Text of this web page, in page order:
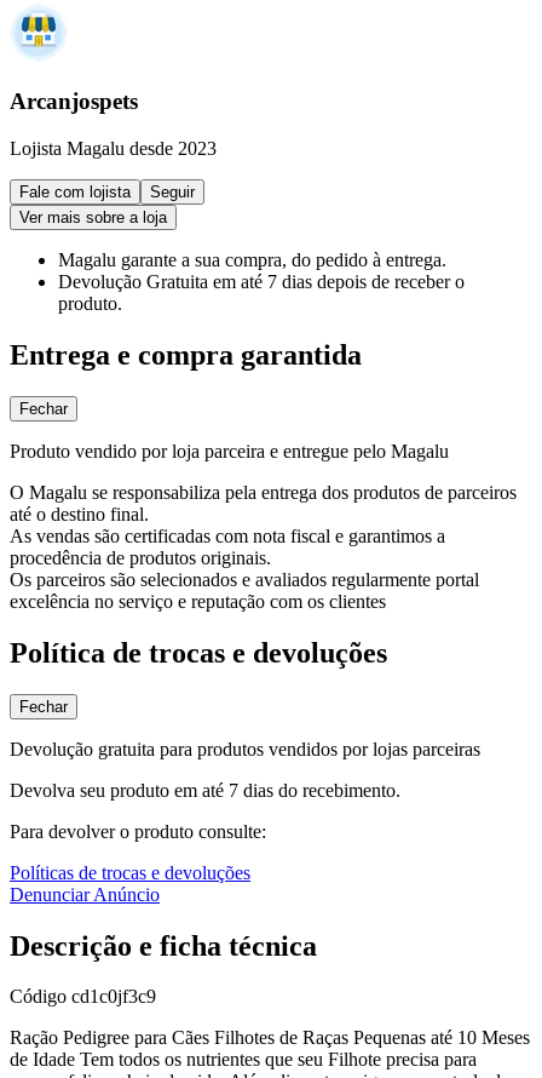
Arcanjospets
Lojista Magalu desde 2023
Fale com lojista
Seguir
Ver mais sobre a loja
Magalu garante a sua compra, do pedido à entrega.
Devolução Gratuita em até 7 dias depois de receber o
produto.
Entrega e compra garantida
Fechar
Produto vendido por loja parceira e entregue pelo Magalu
O Magalu se responsabiliza pela entrega dos produtos de parceiros
até o destino final.
As vendas são certificadas com nota fiscal e garantimos a
procedência de produtos originais.
Os parceiros são selecionados e avaliados regularmente portal
excelência no serviço e reputação com os clientes
Política de trocas e devoluções
Fechar
Devolução gratuita para produtos vendidos por lojas parceiras
Devolva seu produto em até 7 dias do recebimento.
Para devolver o produto consulte:
Políticas de trocas e devoluções
Denunciar Anúncio
Descrição e ficha técnica
Código cd1c0jf3c9
Ração Pedigree para Cães Filhotes de Raças Pequenas até 10 Meses
de Idade Tem todos os nutrientes que seu Filhote precisa para